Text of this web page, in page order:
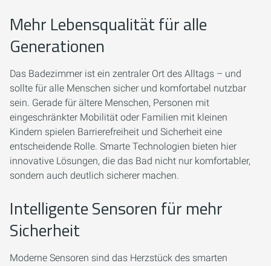
Mehr Lebensqualität für alle
Generationen
Das Badezimmer ist ein zentraler Ort des Alltags – und
sollte für alle Menschen sicher und komfortabel nutzbar
sein. Gerade für ältere Menschen, Personen mit
eingeschränkter Mobilität oder Familien mit kleinen
Kindern spielen Barrierefreiheit und Sicherheit eine
entscheidende Rolle. Smarte Technologien bieten hier
innovative Lösungen, die das Bad nicht nur komfortabler,
sondern auch deutlich sicherer machen.
Intelligente Sensoren für mehr
Sicherheit
Moderne Sensoren sind das Herzstück des smarten